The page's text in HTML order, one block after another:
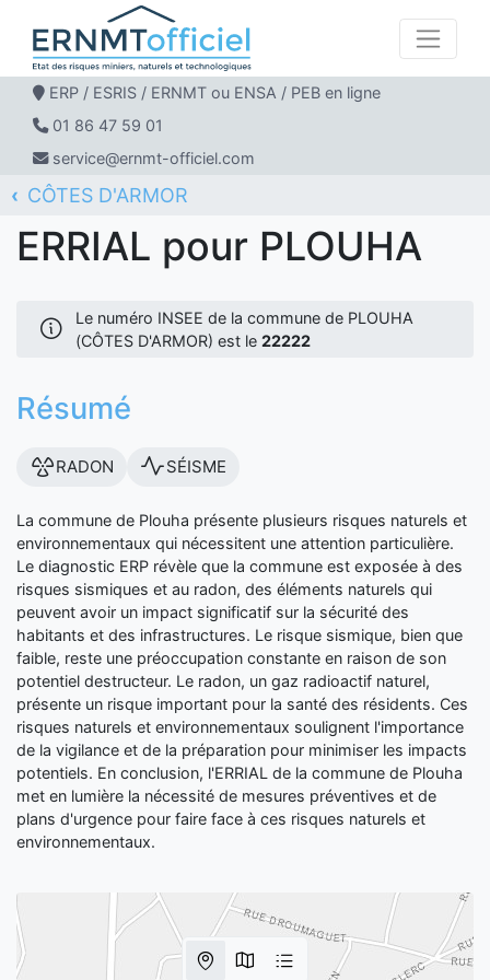
ERP / ESRIS / ERNMT ou ENSA / PEB en ligne
01 86 47 59 01
service@ernmt-officiel.com
ERNMT Officiel
ERRIAL
CÔTES D'ARMOR
PLOUHA
ERRIAL pour PLOUHA
Le numéro INSEE de la commune de PLOUHA
(CÔTES D'ARMOR) est le 22222
Résumé
RADON SÉISME
La commune de Plouha présente plusieurs risques naturels et
environnementaux qui nécessitent une attention particulière.
Le diagnostic ERP révèle que la commune est exposée à des
risques sismiques et au radon, des éléments naturels qui
peuvent avoir un impact significatif sur la sécurité des
habitants et des infrastructures. Le risque sismique, bien que
faible, reste une préoccupation constante en raison de son
potentiel destructeur. Le radon, un gaz radioactif naturel,
présente un risque important pour la santé des résidents. Ces
risques naturels et environnementaux soulignent l'importance
de la vigilance et de la préparation pour minimiser les impacts
potentiels. En conclusion, l'ERRIAL de la commune de Plouha
met en lumière la nécessité de mesures préventives et de
plans d'urgence pour faire face à ces risques naturels et
environnementaux.